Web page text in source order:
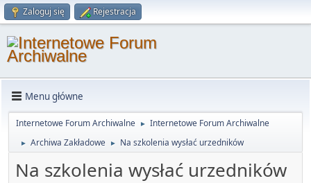
Zaloguj się Rejestracja
Menu główne
Internetowe Forum Archiwalne ► Internetowe Forum Archiwalne
► Archiwa Zakładowe ► Na szkolenia wysłać urzedników
Na szkolenia wysłać urzedników